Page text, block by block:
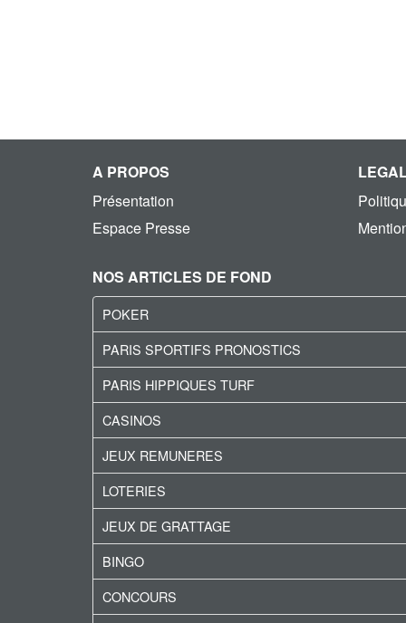
A PROPOS
Présentation
Espace Presse
NOS ARTICLES DE FOND
POKER
PARIS SPORTIFS PRONOSTICS
PARIS HIPPIQUES TURF
CASINOS
JEUX REMUNERES
LOTERIES
JEUX DE GRATTAGE
BINGO
CONCOURS